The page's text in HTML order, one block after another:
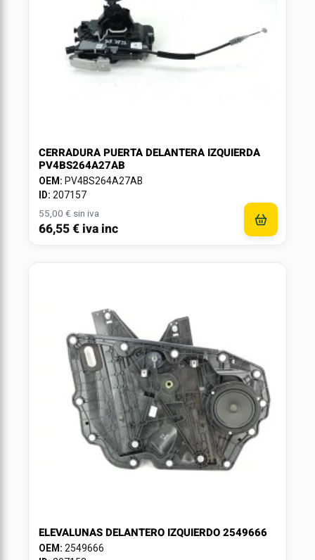
CERRADURA PUERTA DELANTERA IZQUIERDA
PV4BS264A27AB
OEM: PV4BS264A27AB
ID: 207157
55,00 € sin iva
66,55 € iva inc
ELEVALUNAS DELANTERO IZQUIERDO 2549666
OEM: 2549666